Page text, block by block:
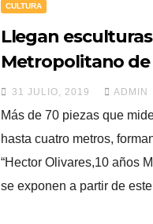
CULTURA
Llegan
Metropolitano
31 JULIO, 2019 ADMIN
Más de 70 piezas que
hasta cuatro metros,
“Hector Olivares,10 años
se exponen a partir de